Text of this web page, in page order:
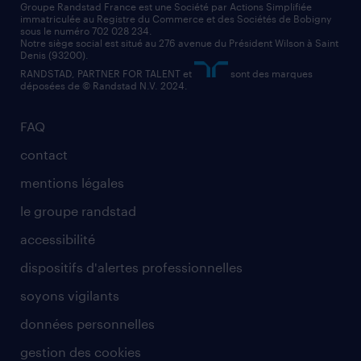
assistant administratif
comptable
FAQ
contact
mentions légales
le groupe randstad
accessibilité
dispositifs d'alertes professionnelles
soyons vigilants
données personnelles
gestion des cookies
Groupe Randstad France est une Société par Actions Simplifiée
immatriculée au Registre du Commerce et des Sociétés de Bobigny
sous le numéro 702 028 234.
Notre siège social est situé au 276 avenue du Président Wilson à Saint
Denis (93200).
RANDSTAD, PARTNER FOR TALENT et
sont des marques
déposées de © Randstad N.V. 2024.